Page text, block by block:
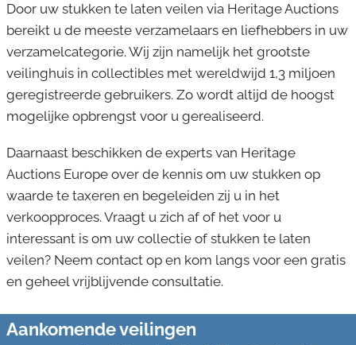
Door uw stukken te laten veilen via Heritage Auctions
bereikt u de meeste verzamelaars en liefhebbers in uw
verzamelcategorie. Wij zijn namelijk het grootste
veilinghuis in collectibles met wereldwijd 1,3 miljoen
geregistreerde gebruikers. Zo wordt altijd de hoogst
mogelijke opbrengst voor u gerealiseerd.
Daarnaast beschikken de experts van Heritage
Auctions Europe over de kennis om uw stukken op
waarde te taxeren en begeleiden zij u in het
verkoopproces. Vraagt u zich af of het voor u
interessant is om uw collectie of stukken te laten
veilen? Neem contact op en kom langs voor een gratis
en geheel vrijblijvende consultatie.
Aankomende veilingen